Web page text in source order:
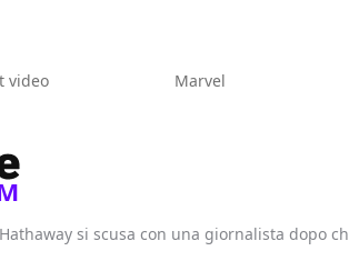
video Marvel
si scusa con una giornalista dopo